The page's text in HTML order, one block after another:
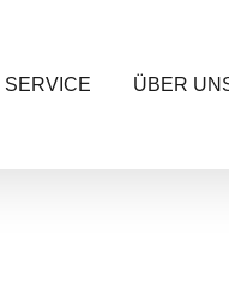
SERVICE ÜBER